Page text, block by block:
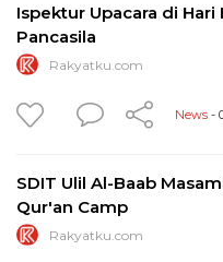
Ispektur Upacara di Hari
Pancasila
Rakyatku.com
News -
SDIT Ulil Al-Baab
Qur'an Camp
Rakyatku.com